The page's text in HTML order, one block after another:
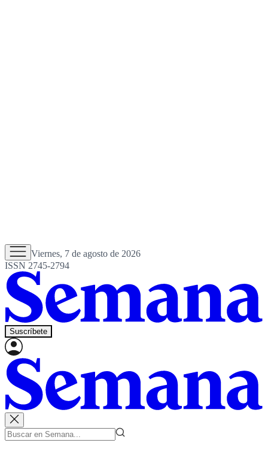
Viernes, 7 de agosto de 2026
ISSN 2745-2794
Suscríbete